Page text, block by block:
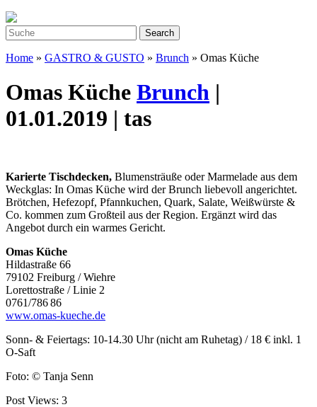
Home » GASTRO & GUSTO » Brunch » Omas Küche
Omas Küche Brunch |
01.01.2019 | tas
Karierte Tischdecken, Blumensträuße oder Marmelade aus dem
Weckglas: In Omas Küche wird der Brunch liebevoll angerichtet.
Brötchen, Hefezopf, Pfannkuchen, Quark, Salate, Weißwürste &
Co. kommen zum Großteil aus der Region. Ergänzt wird das
Angebot durch ein warmes Gericht.
Omas Küche
Hildastraße 66
79102 Freiburg / Wiehre
Lorettostraße / Linie 2
0761/786 86
www.omas-kueche.de
Sonn- & Feiertags: 10-14.30 Uhr (nicht am Ruhetag) / 18 € inkl. 1
O-Saft
Foto: © Tanja Senn
Post Views: 3